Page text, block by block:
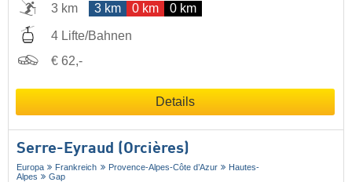
3 km
3 km 0 km 0 km
4 Lifte/Bahnen
€ 62,-
Details
Serre-Eyraud (Orcières)
Europa Frankreich Provence-Alpes-Côte d’Azur
Hautes-
Alpes
Gap